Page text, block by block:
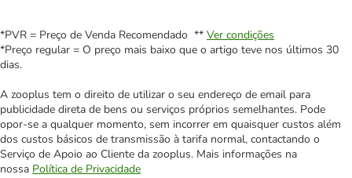
*PVR = Preço de Venda Recomendado ** Ver condições
*Preço regular = O preço mais baixo que o artigo teve nos últimos 30
dias.
A zooplus tem o direito de utilizar o seu endereço de email para
publicidade direta de bens ou serviços próprios semelhantes. Pode
opor-se a qualquer momento, sem incorrer em quaisquer custos além
dos custos básicos de transmissão à tarifa normal, contactando o
Serviço de Apoio ao Cliente da zooplus. Mais informações na
nossa Política de Privacidade